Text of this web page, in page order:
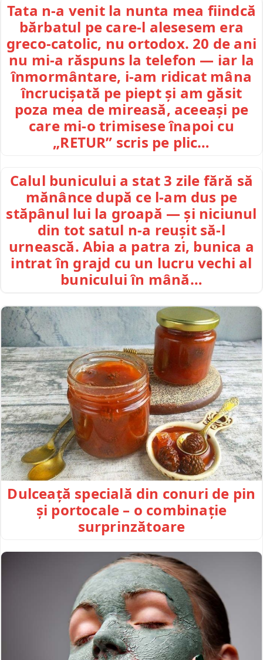
Tata n-a venit la nunta mea fiindcă
bărbatul pe care-l alesesem era
greco-catolic, nu ortodox. 20 de ani
nu mi-a răspuns la telefon — iar la
înmormântare, i-am ridicat mâna
încrucișată pe piept și am găsit
poza mea de mireasă, aceeași pe
care mi-o trimisese înapoi cu
„RETUR” scris pe plic…
Calul bunicului a stat 3 zile fără să
mănânce după ce l-am dus pe
stăpânul lui la groapă — și niciunul
din tot satul n-a reușit să-l
urnească. Abia a patra zi, bunica a
intrat în grajd cu un lucru vechi al
bunicului în mână…
Dulceață specială din conuri de pin
și portocale – o combinație
surprinzătoare